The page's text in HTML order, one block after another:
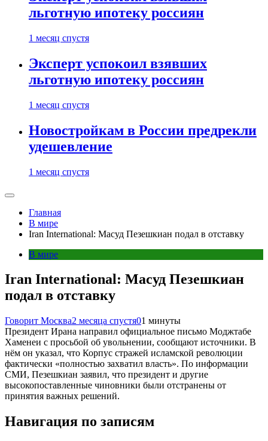
льготную ипотеку россиян
1 месяц спустя
Эксперт успокоил взявших
льготную ипотеку россиян
1 месяц спустя
Новостройкам в России предрекли
удешевление
1 месяц спустя
Главная
В мире
Iran International: Масуд Пезешкиан подал в отставку
В мире
Iran International: Масуд Пезешкиан
подал в отставку
Говорит Москва2 месяца спустя01 минуты
Президент Ирана направил официальное письмо Моджтабе
Хаменеи с просьбой об увольнении, сообщают источники. В
нём он указал, что Корпус стражей исламской революции
фактически «полностью захватил власть». По информации
СМИ, Пезешкиан заявил, что президент и другие
высокопоставленные чиновники были отстранены от
принятия важных решений.
Навигация по записям